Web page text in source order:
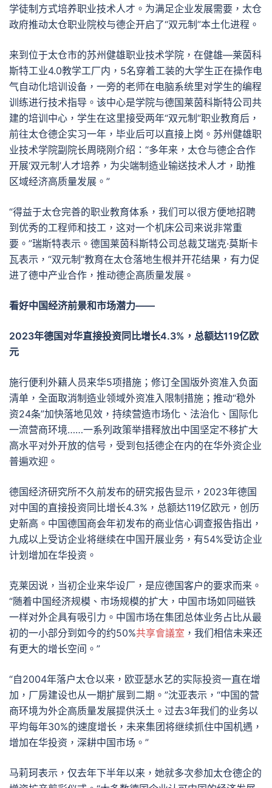
学徒制方式培养职业技术人才。为满足企业发展需要，太仓
政府推动太仓职业院校与德企开启了“双元制”本土化进程。
来到位于太仓市的苏州健雄职业技术学院，在健雄—莱茵科
斯特工业4.0教学工厂内，5名穿着工装的大学生正在操作电
气自动化培训设备，一旁的老师在电脑系统里对学生的编程
训练进行技术指导。该中心是学院与德国莱茵科斯特公司共
建的培训中心，学生在这里接受两年“双元制”职业教育后，
前往太仓德企实习一年，毕业后可以直接上岗。苏州健雄职
业技术学院副院长周晓刚介绍：“多年来，太仓与德企合作
开展‘双元制’人才培养，为尖端制造业输送技术人才，助推
区域经济高质量发展。”
“得益于太仓完善的职业教育体系，我们可以很方便地招聘
到优秀的工程师和技工，这对一个机床公司来说非常重
要。”瑞斯特表示。德国莱茵科斯特公司总裁艾瑞克·莫斯卡
瓦表示，“双元制”教育在太仓落地生根并开花结果，有力促
进了德中产业合作，推动德企高质量发展。
看好中国经济前景和市场潜力——
2023年德国对华直接投资同比增长4.3%，总额达119亿欧
元
施行便利外籍人员来华5项措施；修订全国版外资准入负面
清单，全面取消制造业领域外资准入限制措施；推动“稳外
资24条”加快落地见效，持续营造市场化、法治化、国际化
一流营商环境……一系列政策举措释放出中国坚定不移扩大
高水平对外开放的信号，受到包括德企在内的在华外资企业
普遍欢迎。
德国经济研究所不久前发布的研究报告显示，2023年德国
对中国的直接投资同比增长4.3%，总额达119亿欧元，创历
史新高。中国德国商会年初发布的商业信心调查报告指出，
九成以上受访企业将继续在中国开展业务，有54%受访企业
计划增加在华投资。
克莱因说，当初企业来华设厂，是应德国客户的要求而来。
“随着中国经济规模、市场规模的扩大，中国市场如同磁铁
一样对外企具有吸引力。中国市场在集团总体业务占比从最
初的一小部分到如今的约50%共享會議室 ，我们相信未来还
有更大的增长空间。”
“自2004年落户太仓以来，欧亚瑟水艺的实际投资一直在增
加，厂房建设也从一期扩展到二期。”沈亚表示，“中国的营
商环境为外企高质量发展提供沃土。过去3年我们的业务以
平均每年30%的速度增长，未来集团将继续抓住中国机遇，
增加在华投资，深耕中国市场。”
马莉珂表示，仅去年下半年以来，她就多次参加太仓德企的